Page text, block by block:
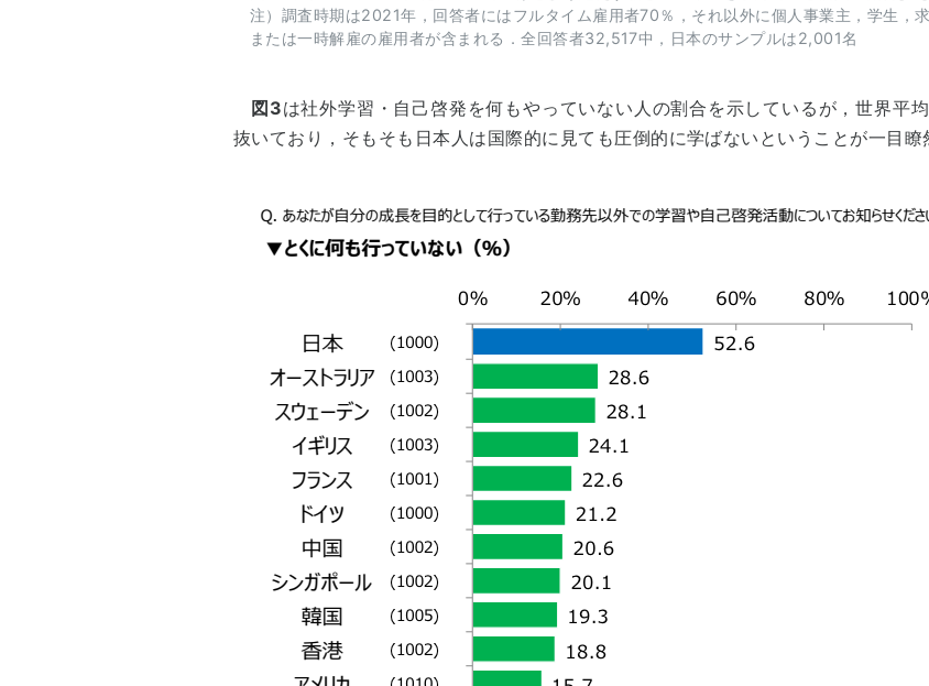
注）調査時期は2021年，回答者にはフルタイム雇用者70％，それ以外に個人事業主，学生，
または一時解雇の雇用者が含まれる．全回答者32,517中，日本のサンプルは2,001名
図3は社外学習・自己啓発を何もやっていない人の割合を示しているが，世界平
抜いており，そもそも日本人は国際的に見ても圧倒的に学ばないということが一目